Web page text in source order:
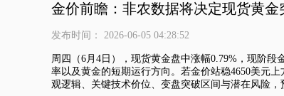
金价前瞻：非农数据将决定现货黄金
发布时间： 2026-06-05 04:28:52
周四（6月4日）， 现货黄金盘中涨幅0.79%，现阶段
率以及黄金的短期运行方向。若金价站稳4650美元
观逻辑、关键技术价位、变盘突破区间与潜在风险，